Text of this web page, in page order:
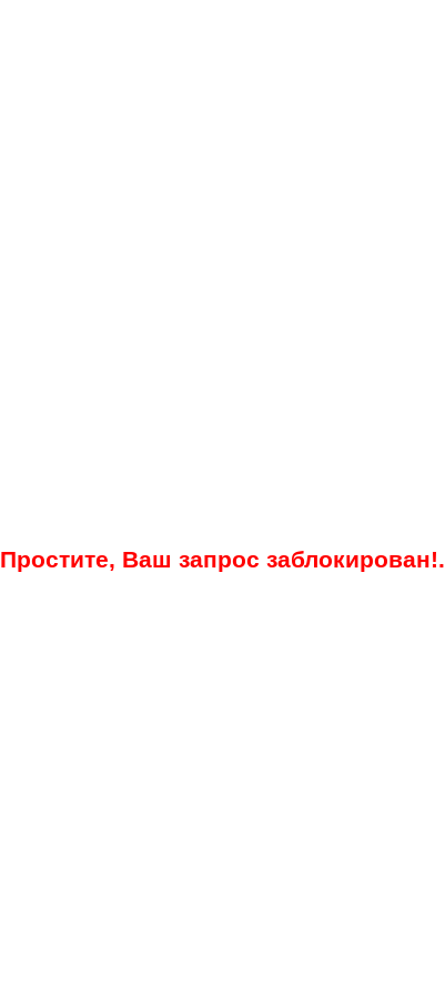
Простите, Ваш запрос заблокирован!.